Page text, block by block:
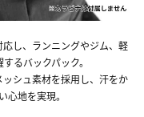
し、ランニングやジム、軽
るバックパック。
シュ素材を採用し、汗をか
心地を実現。